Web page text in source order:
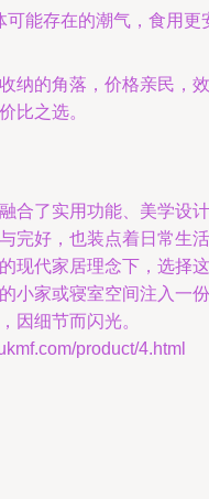
可能存在的潮气，食用更
纳的角落，价格亲民，效
比之选。
合了实用功能、美学设计
完好，也装点着日常生活
现代家居理念下，选择这
小家或寝室空间注入一份
因细节而闪光。
product/4.html